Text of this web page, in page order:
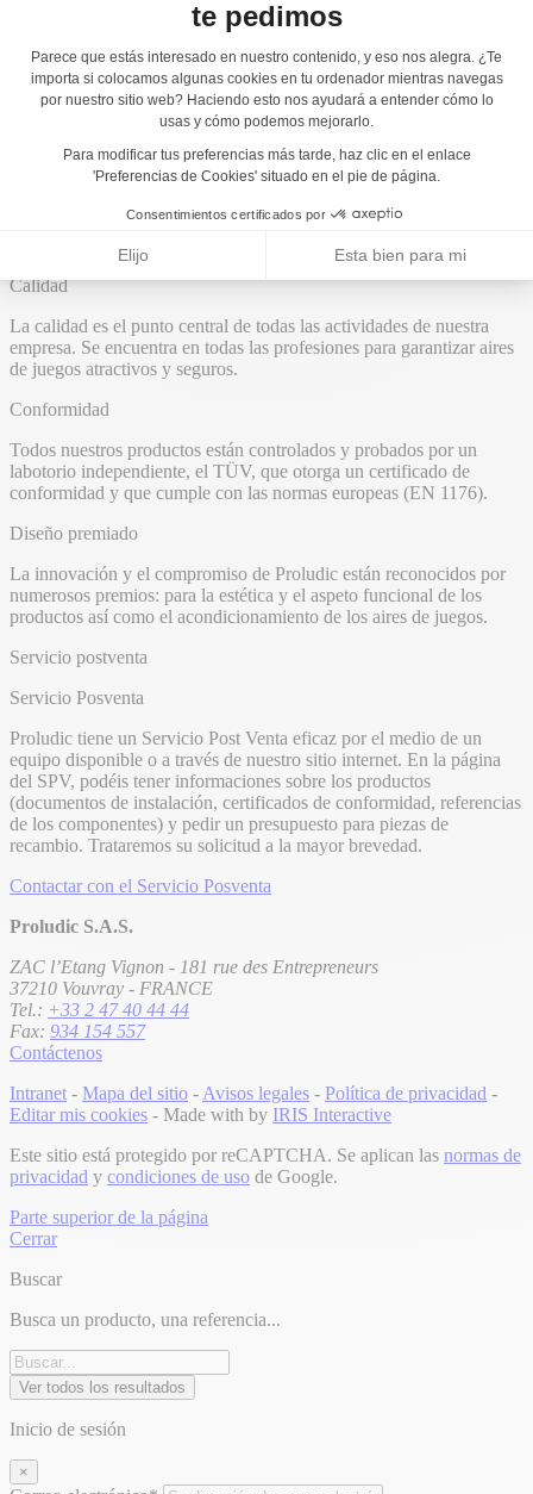
Franja de edades:
6+
Número de usuarios: 3 usuarios
ACL:
0,70 m
2,31 x 1,08 x 2,25 m
Inclusión motriz:
0/3
Inclusión mental:
0/3
Calidad
La calidad es el punto central de todas las actividades de nuestra
empresa. Se encuentra en todas las profesiones para garantizar aires
de juegos atractivos y seguros.
Conformidad
Todos nuestros productos están controlados y probados por un
labotorio independiente, el TÜV, que otorga un certificado de
conformidad y que cumple con las normas europeas (EN 1176).
Diseño premiado
La innovación y el compromiso de Proludic están reconocidos por
numerosos premios: para la estética y el aspeto funcional de los
productos así como el acondicionamiento de los aires de juegos.
Servicio postventa
Servicio Posventa
Proludic tiene un Servicio Post Venta eficaz por el medio de un
equipo disponible o a través de nuestro sitio internet. En la página
del SPV, podéis tener informaciones sobre los productos
(documentos de instalación, certificados de conformidad, referencias
de los componentes) y pedir un presupuesto para piezas de
recambio. Trataremos su solicitud a la mayor brevedad.
Contactar con el Servicio Posventa
Proludic S.A.S.
ZAC l’Etang Vignon - 181 rue des Entrepreneurs
37210 Vouvray - FRANCE
Tel.: +33 2 47 40 44 44
Fax: 934 154 557
Contáctenos
Intranet - Mapa del sitio - Avisos legales - Política de privacidad -
Editar mis cookies - Made with by IRIS Interactive
Este sitio está protegido por reCAPTCHA. Se aplican las normas de
privacidad y condiciones de uso de Google.
Parte superior de la página
Cerrar
Buscar
Busca un producto, una referencia...
Ver todos los resultados
Inicio de sesión
×